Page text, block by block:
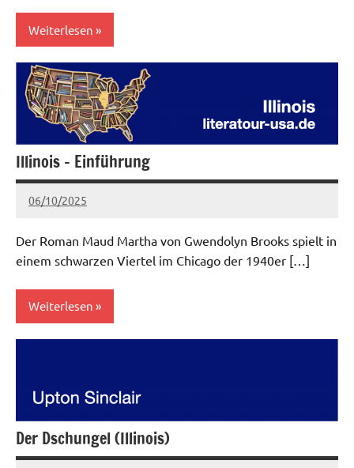
Weiterlesen
Mittlerer
Westen
Illinois – Einführung
06/10/2025
admin
Keine
Der Roman Maud Martha von Gwendolyn Brooks spielt in
einem schwarzen Viertel im Chicago der 1940er […]
Weiterlesen
Der Dschungel (Illinois)